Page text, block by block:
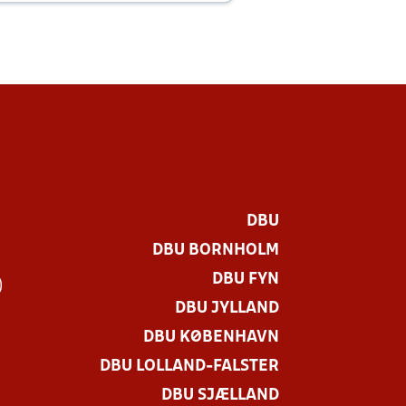
DBU
DBU BORNHOLM
DBU FYN
DBU JYLLAND
DBU KØBENHAVN
DBU LOLLAND-FALSTER
DBU SJÆLLAND